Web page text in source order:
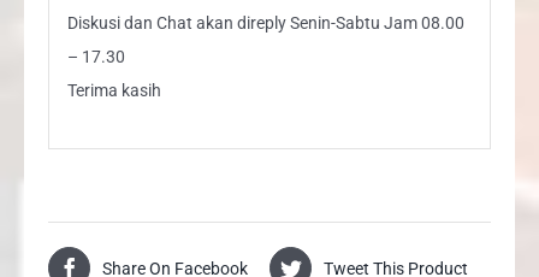
Diskusi dan Chat akan direply Senin-Sabtu Jam 08.00
– 17.30
Terima kasih
Share On Facebook Tweet This Product